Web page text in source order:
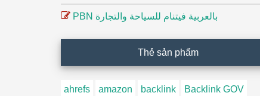
PBN بالعربية فيتنام للسياحة والتجارة
Thẻ sản phẩm
ahrefs amazon backlink Backlink GOV